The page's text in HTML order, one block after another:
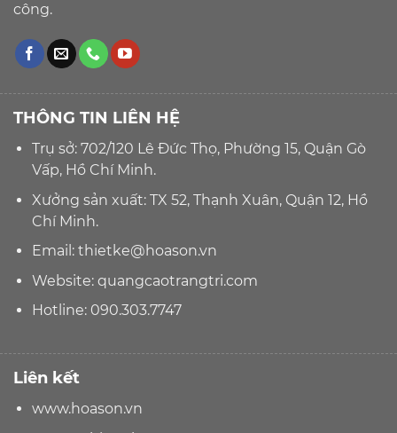
công.
THÔNG TIN LIÊN HỆ
Trụ sở: 702/120 Lê Đức Thọ, Phường 15, Quận Gò
Vấp, Hồ Chí Minh.
Xưởng sản xuất: TX 52, Thạnh Xuân, Quận 12, Hồ
Chí Minh.
Email: thietke@hoason.vn
Website:quangcaotrangtri.com
Hotline: 090.303.7747
Liên kết
www.hoason.vn